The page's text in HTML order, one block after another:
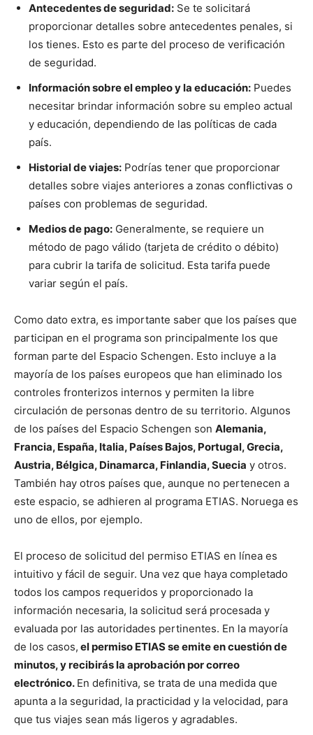
Antecedentes de seguridad: Se te solicitará
proporcionar detalles sobre antecedentes penales, si
los tienes. Esto es parte del proceso de verificación
de seguridad.
Información sobre el empleo y la educación: Puedes
necesitar brindar información sobre su empleo actual
y educación, dependiendo de las políticas de cada
país.
Historial de viajes: Podrías tener que proporcionar
detalles sobre viajes anteriores a zonas conflictivas o
países con problemas de seguridad.
Medios de pago: Generalmente, se requiere un
método de pago válido (tarjeta de crédito o débito)
para cubrir la tarifa de solicitud. Esta tarifa puede
variar según el país.
Como dato extra, es importante saber que los países que
participan en el programa son principalmente los que
forman parte del Espacio Schengen. Esto incluye a la
mayoría de los países europeos que han eliminado los
controles fronterizos internos y permiten la libre
circulación de personas dentro de su territorio. Algunos
de los países del Espacio Schengen son Alemania,
Francia, España, Italia, Países Bajos, Portugal, Grecia,
Austria, Bélgica, Dinamarca, Finlandia, Suecia y otros.
También hay otros países que, aunque no pertenecen a
este espacio, se adhieren al programa ETIAS. Noruega es
uno de ellos, por ejemplo.
El proceso de solicitud del permiso ETIAS en línea es
intuitivo y fácil de seguir. Una vez que haya completado
todos los campos requeridos y proporcionado la
información necesaria, la solicitud será procesada y
evaluada por las autoridades pertinentes. En la mayoría
de los casos, el permiso ETIAS se emite en cuestión de
minutos, y recibirás la aprobación por correo
electrónico. En definitiva, se trata de una medida que
apunta a la seguridad, la practicidad y la velocidad, para
que tus viajes sean más ligeros y agradables.